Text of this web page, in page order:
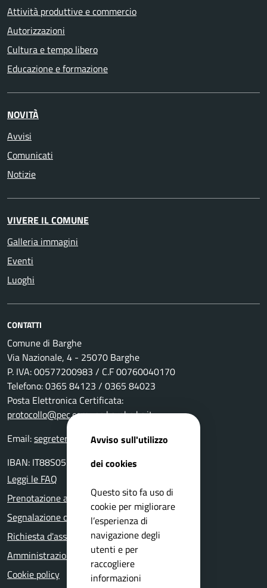
Attività produttive e commercio
Autorizzazioni
Cultura e tempo libero
Educazione e formazione
NOVITÀ
Avvisi
Comunicati
Notizie
VIVERE IL COMUNE
Galleria immagini
Eventi
Luoghi
CONTATTI
Comune di Barghe
Via Nazionale, 4 - 25070 Barghe
P. IVA: 00577200983 / C.F 00760040170
Telefono: 0365 84123 / 0365 84023
Posta Elettronica Certificata:
protocollo@pec.comune.barghe.bs.it
Email:segreteria@comune.barghe.bs.it
IBAN: IT88S0511655160000000004000
Leggi le FAQ
Prenotazione appuntamento
Segnalazione disservizio
Richiesta d'assistenza
Amministrazione trasparente
Cookie policy
Avviso sull'utilizzo
dei cookies
Questo sito fa uso di
cookie per migliorare
l’esperienza di
navigazione degli
utenti e per
raccogliere
informazioni